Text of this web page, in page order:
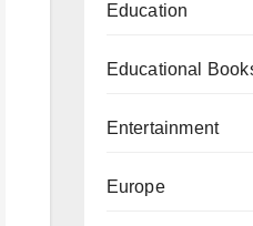
Education
Educational
Entertainment
Europe